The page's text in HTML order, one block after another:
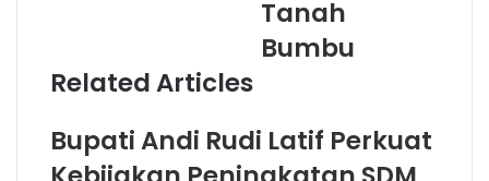
Tanah
Bumbu
Related Articles
Bupati Andi Rudi Latif Perkuat